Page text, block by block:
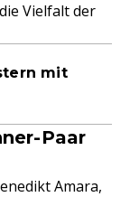
Vielfalt der
mit
Paar
Amara,